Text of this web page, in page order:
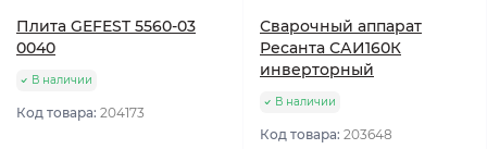
Плита GEFEST 5560-03
0040
В наличии
Код товара: 204173
Сварочный аппарат
Ресанта САИ160К
инверторный
В наличии
Код товара: 203648